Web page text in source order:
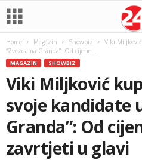
Home Magazin Showbiz
Viki
“Zvezdama Granda”: Od cijene...
MAGAZIN SHOWBIZ
Viki Miljković
svoje kandidate
Granda”: Od
zavrtjeti u glavi